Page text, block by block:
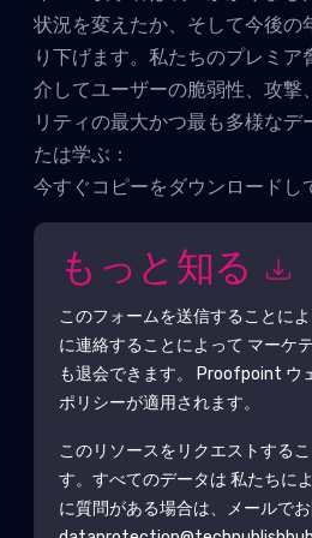
状況を変えたか、そして今後
り下げます。私たちのプレミ
介してユーザーの脆弱性、攻
リティの最大かつ最も多様な
たは学ぶ：
今すぐコピーをダウンロードし
もっと知る
このフォームを送信することに
に連絡することによって マーケ
も退会できます。
Proofpoint ウ
ポリシーが適用されます。
このリソースをリクエストする
す。すべてのデータは 私たちに
に質問がある場合は、メールで